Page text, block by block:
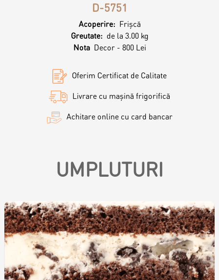
Candy Bar
Macarons personalizat
CakePops personalizat
Desert
Macarons
Croissants & muffins
Amami - Zero Zahǎr
Torturi
D-5751
Acoperire: Frişcă
Greutate: de la 3.00 kg
Nota Decor - 800 Lei
Oferim Certificat de Calitate
Livrare cu mașină frigorifică
Achitare online cu card bancar
UMPLUTURI